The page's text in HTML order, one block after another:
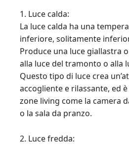
1. Luce calda:
La luce calda ha una
inferiore, solitamente
Produce una luce giallastra
alla luce del tramonto o alla
Questo tipo di luce crea
accogliente e rilassante, ed
zone living come la camera
o la sala da pranzo.
2. Luce fredda: